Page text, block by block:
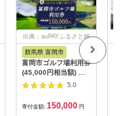
出典：auPAYふるさと納
群馬県 富岡市
富岡市ゴルフ場利用券
(45,000円相当額) ゴ
ルフ チケット 平日 土
日 祝日 プレー券 関東
群馬県 首都圏 F20E-
382
5.0
寄付金額: 150,000 円